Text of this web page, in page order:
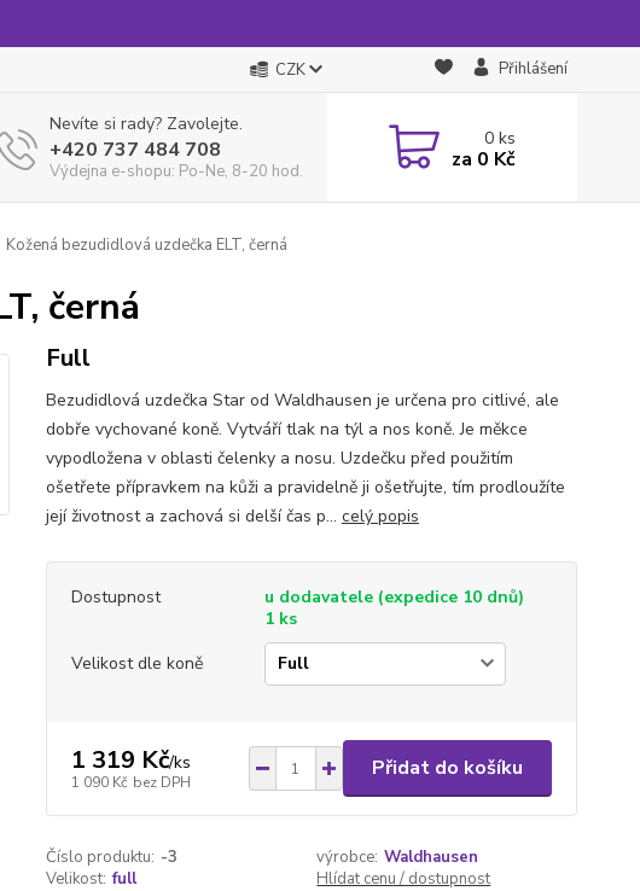
CZK Přihlášení
Nevíte si rady? Zavolejte.
+420 737 484 708
Výdejna e-shopu: Po-Ne, 8-20 hod.
0ks
za 0 Kč
Kožená bezudidlová uzdečka ELT, černá
černá
Full
Bezudidlová uzdečka Star od Waldhausen je určena pro citlivé, ale
dobře vychované koně. Vytváří tlak na týl a nos koně. Je měkce
vypodložena v oblasti čelenky a nosu. Uzdečku před použitím
ošetřete přípravkem na kůži a pravidelně ji ošetřujte, tím prodloužíte
její životnost a zachová si delší čas p... celý popis
Dostupnost
u dodavatele (expedice 10 dnů)
1 ks
Velikost dle koně
1 319 Kč/ks
1 090 Kč bez DPH
Přidat do košíku
Číslo produktu: -3 výrobce: Waldhausen
Velikost: full Hlídat cenu / dostupnost